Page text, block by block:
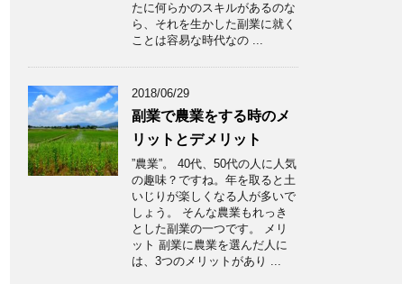
たに何らかのスキルがあるのな
ら、それを生かした副業に就く
ことは容易な時代なの ...
2018/06/29
副業で農業をする時のメ
リットとデメリット
”農業”。 40代、50代の人に人気
の趣味？ですね。年を取ると土
いじりが楽しくなる人が多いで
しょう。 そんな農業もれっき
とした副業の一つです。 メリ
ット 副業に農業を選んだ人に
は、3つのメリットがあり ...